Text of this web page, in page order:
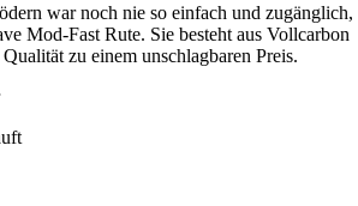
war noch nie so einfach und zugänglich,
Mod-Fast Rute. Sie besteht aus Vollcarbon
zu einem unschlagbaren Preis.